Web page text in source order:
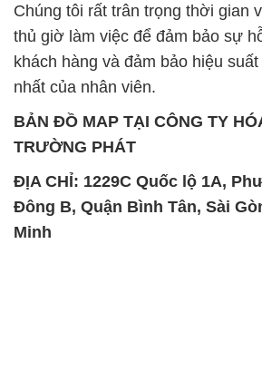
Chúng tôi rất trân trọng thời gian
thủ giờ làm việc để đảm bảo sự
khách hàng và đảm bảo hiệu
nhất của nhân viên.
BẢN ĐỒ MAP TẠI CÔNG TY
TRƯỜNG PHÁT
ĐỊA CHỈ: 1229C Quốc lộ 1A,
Đông B, Quận Bình Tân, Sài
Minh